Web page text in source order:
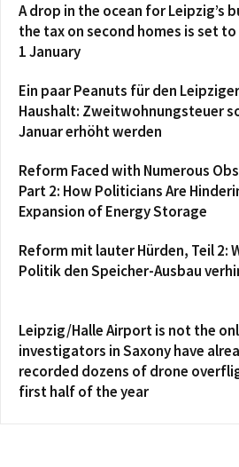
A drop in the ocean for Leipzig’s
the tax on second homes is set
1 January
Ein paar Peanuts für den Leipziger
Haushalt: Zweitwohnungsteuer
Januar erhöht werden
Reform Faced with Numerous
Part 2: How Politicians Are
Expansion of Energy Storage
Reform mit lauter Hürden, Teil 2:
Politik den Speicher-Ausbau
Leipzig/Halle Airport is not the
investigators in Saxony have
recorded dozens of drone
first half of the year